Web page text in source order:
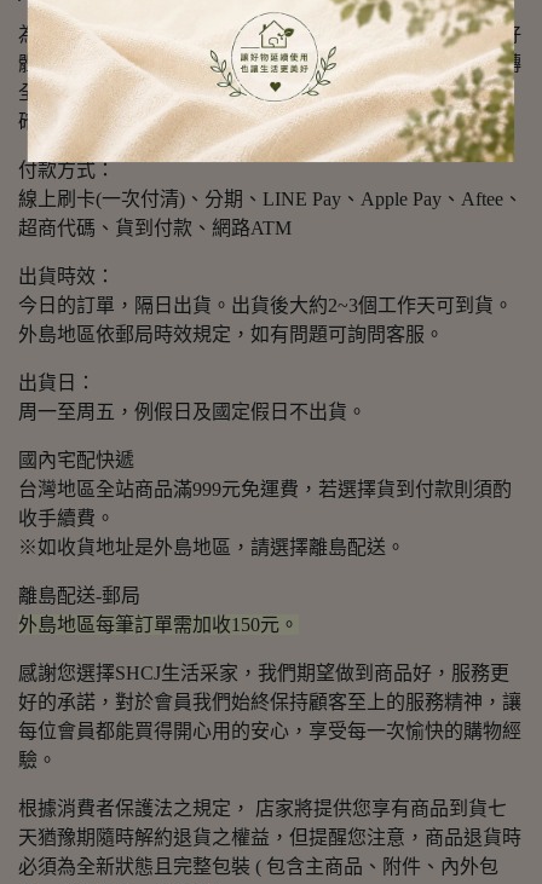
為確保商品的運送以及時效，同時希望帶給會員購物的良好
體驗，我們與下列各快遞物流公司配合，提供快件商品流轉
全過程，全環節的資訊監控、跟踪、査詢及資源調度工作，
確保每一件訂單的服務質量。
付款方式：
線上刷卡(一次付清)、分期、LINE Pay、Apple Pay、Aftee、
超商代碼、貨到付款、網路ATM
出貨時效：
今日的訂單，隔日出貨。出貨後大約2~3個工作天可到貨。
外島地區依郵局時效規定，如有問題可詢問客服。
出貨日：
周一至周五，例假日及國定假日不出貨。
國內宅配快遞
台灣地區全站商品滿999元免運費，若選擇貨到付款則須酌
收手續費。
※如收貨地址是外島地區，請選擇離島配送。
離島配送-郵局
外島地區每筆訂單需加收150元。
感謝您選擇SHCJ生活采家，我們期望做到商品好，服務更
好的承諾，對於會員我們始終保持顧客至上的服務精神，讓
每位會員都能買得開心用的安心，享受每一次愉快的購物經
驗。
根據消費者保護法之規定， 店家將提供您享有商品到貨七
天猶豫期隨時解約退貨之權益，但提醒您注意，商品退貨時
必須為全新狀態且完整包裝 ( 包含主商品、附件、內外包